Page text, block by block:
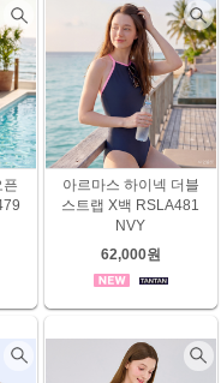
픈
아르마스 하이넥 더블
스트랩 X백 RSLA481
NVY
62,000원